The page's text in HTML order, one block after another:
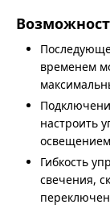
временем
настроить
Гибкость
свечения,